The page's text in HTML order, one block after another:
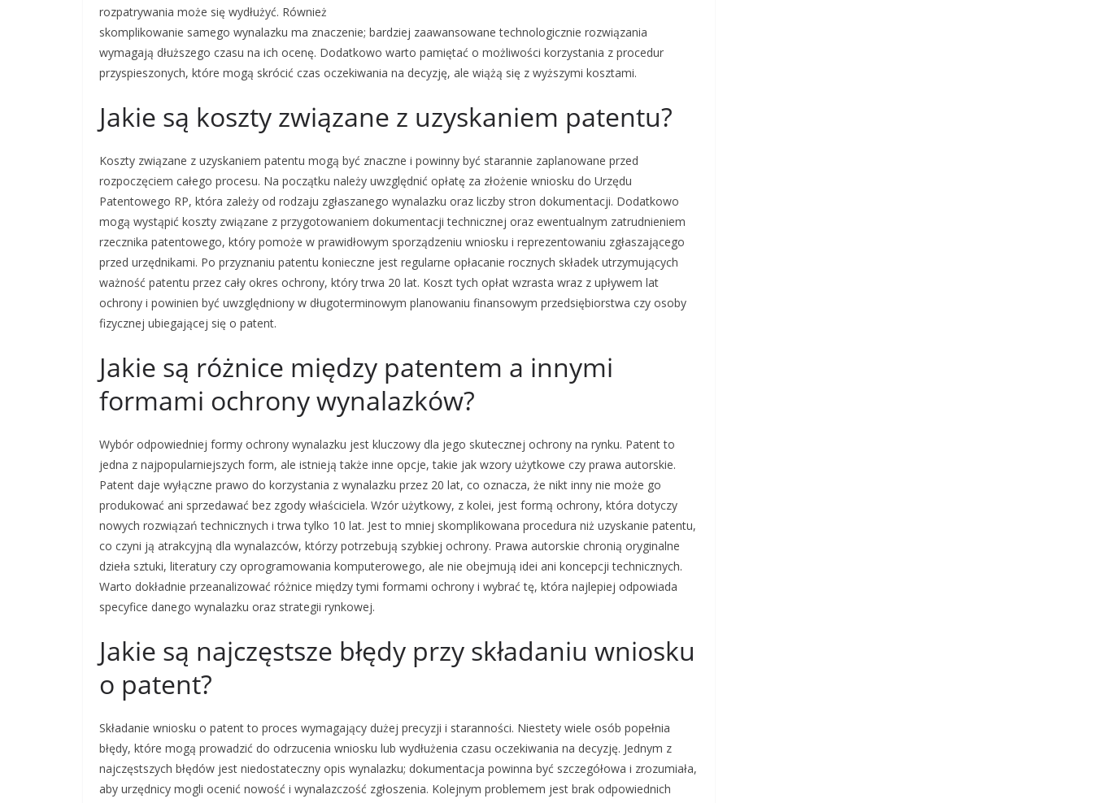
rozpatrywania może się wydłużyć. Również
skomplikowanie samego wynalazku ma znaczenie; bardziej zaawansowane technologicznie rozwiązania
wymagają dłuższego czasu na ich ocenę. Dodatkowo warto pamiętać o możliwości korzystania z procedur
przyspieszonych, które mogą skrócić czas oczekiwania na decyzję, ale wiążą się z wyższymi kosztami.
Jakie są koszty związane z uzyskaniem patentu?
Koszty związane z uzyskaniem patentu mogą być znaczne i powinny być starannie zaplanowane przed
rozpoczęciem całego procesu. Na początku należy uwzględnić opłatę za złożenie wniosku do Urzędu
Patentowego RP, która zależy od rodzaju zgłaszanego wynalazku oraz liczby stron dokumentacji. Dodatkowo
mogą wystąpić koszty związane z przygotowaniem dokumentacji technicznej oraz ewentualnym zatrudnieniem
rzecznika patentowego, który pomoże w prawidłowym sporządzeniu wniosku i reprezentowaniu zgłaszającego
przed urzędnikami. Po przyznaniu patentu konieczne jest regularne opłacanie rocznych składek utrzymujących
ważność patentu przez cały okres ochrony, który trwa 20 lat. Koszt tych opłat wzrasta wraz z upływem lat
ochrony i powinien być uwzględniony w długoterminowym planowaniu finansowym przedsiębiorstwa czy osoby
fizycznej ubiegającej się o patent.
Jakie są różnice między patentem a innymi
formami ochrony wynalazków?
Wybór odpowiedniej formy ochrony wynalazku jest kluczowy dla jego skutecznej ochrony na rynku. Patent to
jedna z najpopularniejszych form, ale istnieją także inne opcje, takie jak wzory użytkowe czy prawa autorskie.
Patent daje wyłączne prawo do korzystania z wynalazku przez 20 lat, co oznacza, że nikt inny nie może go
produkować ani sprzedawać bez zgody właściciela. Wzór użytkowy, z kolei, jest formą ochrony, która dotyczy
nowych rozwiązań technicznych i trwa tylko 10 lat. Jest to mniej skomplikowana procedura niż uzyskanie patentu,
co czyni ją atrakcyjną dla wynalazców, którzy potrzebują szybkiej ochrony. Prawa autorskie chronią oryginalne
dzieła sztuki, literatury czy oprogramowania komputerowego, ale nie obejmują idei ani koncepcji technicznych.
Warto dokładnie przeanalizować różnice między tymi formami ochrony i wybrać tę, która najlepiej odpowiada
specyfice danego wynalazku oraz strategii rynkowej.
Jakie są najczęstsze błędy przy składaniu wniosku
o patent?
Składanie wniosku o patent to proces wymagający dużej precyzji i staranności. Niestety wiele osób popełnia
błędy, które mogą prowadzić do odrzucenia wniosku lub wydłużenia czasu oczekiwania na decyzję. Jednym z
najczęstszych błędów jest niedostateczny opis wynalazku; dokumentacja powinna być szczegółowa i zrozumiała,
aby urzędnicy mogli ocenić nowość i wynalazczość zgłoszenia. Kolejnym problemem jest brak odpowiednich